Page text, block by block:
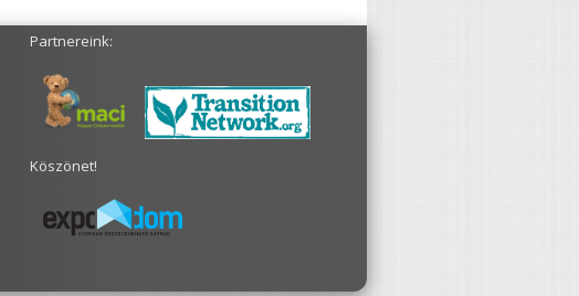
Partnereink:
Köszönet!